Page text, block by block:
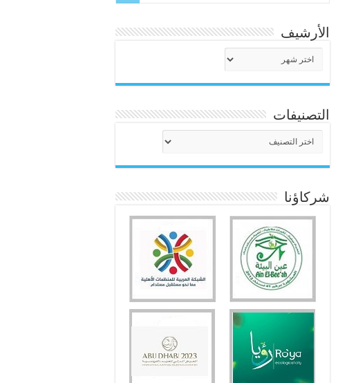
الأرشيف
التصنيفات
شركاؤنا